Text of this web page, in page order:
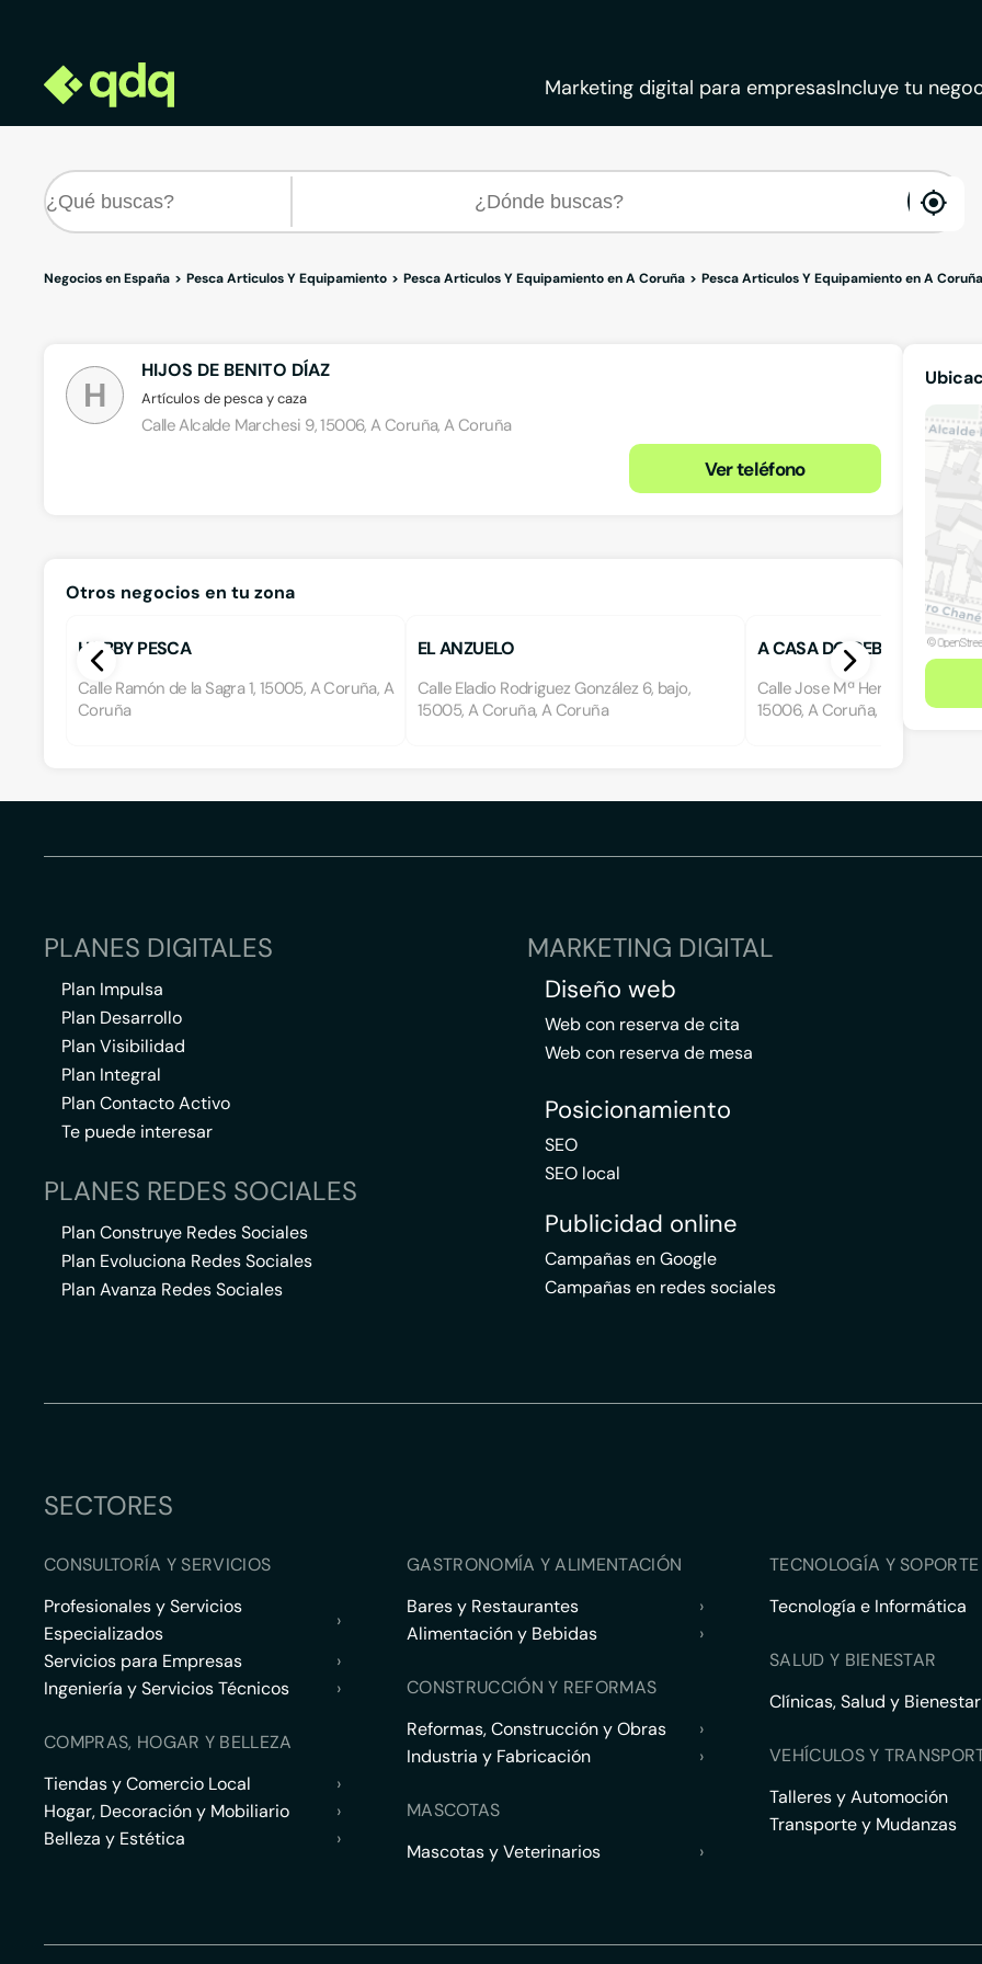
Marketing digital para empresasIncluye tu
Negocios en España Pesca Articulos Y Equipamiento Pesca Articulos Y Equipamiento en A Coruña Pesca Articulos Y Equipamiento en A Coruña
H
HIJOS DE BENITO DÍAZ
Artículos de pesca y caza
Calle Alcalde Marchesi 9, 15006, A Coruña, A Coruña
Ver teléfono
Otros negocios en tu zona
HOBBY PESCA
Calle Ramón de la Sagra 1, 15005, A Coruña, A
Coruña
EL ANZUELO
Calle Eladio Rodriguez González 6, bajo,
15005, A Coruña, A Coruña
A CASA DO CEBO
Calle Jose Mª Hernansaez 10,
15006, A Coruña, A Coruña
PLANES DIGITALES
Plan Impulsa
Plan Desarrollo
Plan Visibilidad
Plan Integral
Plan Contacto Activo
Te puede interesar
PLANES REDES SOCIALES
Plan Construye Redes Sociales
Plan Evoluciona Redes Sociales
Plan Avanza Redes Sociales
MARKETING DIGITAL
Diseño web
Web con reserva de cita
Web con reserva de mesa
Posicionamiento
SEO
SEO local
Publicidad online
Campañas en Google
Campañas en redes sociales
SECTORES
CONSULTORÍA Y SERVICIOS
Profesionales y Servicios
Especializados
›
Servicios para Empresas
›
Ingeniería y Servicios Técnicos
›
COMPRAS, HOGAR Y BELLEZA
Tiendas y Comercio Local
›
Hogar, Decoración y Mobiliario
›
Belleza y Estética
›
GASTRONOMÍA Y ALIMENTACIÓN
Bares y Restaurantes
›
Alimentación y Bebidas
›
CONSTRUCCIÓN Y REFORMAS
Reformas, Construcción y Obras
›
Industria y Fabricación
›
MASCOTAS
Mascotas y Veterinarios
›
TECNOLOGÍA Y
Tecnología e Informática
SALUD Y BIENESTAR
Clínicas, Salud y Bienestar
VEHÍCULOS Y
Talleres y Automoción
Transporte y Mudanzas